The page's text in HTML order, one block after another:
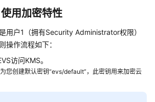
用加密特性
用户1（拥有Security Administrator权限）
操作流程如下：
访问KMS。
您创建默认密钥“evs/default”，此密钥用来加密云